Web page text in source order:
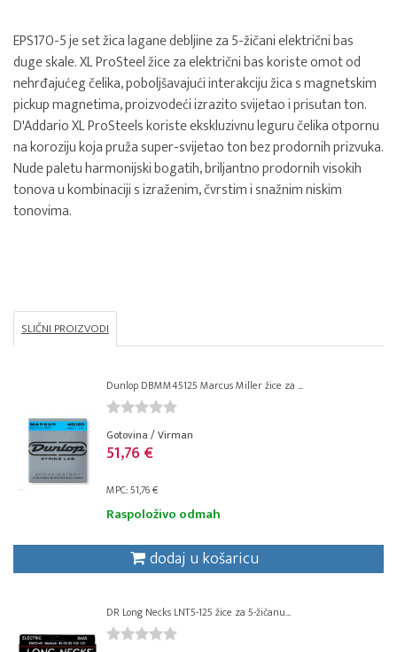
EPS170-5 je set žica lagane debljine za 5-žičani električni bas
duge skale. XL ProSteel žice za električni bas koriste omot od
nehrđajućeg čelika, poboljšavajući interakciju žica s magnetskim
pickup magnetima, proizvodeći izrazito svijetao i prisutan ton.
D'Addario XL ProSteels koriste ekskluzivnu leguru čelika otpornu
na koroziju koja pruža super-svijetao ton bez prodornih prizvuka.
Nude paletu harmonijski bogatih, briljantno prodornih visokih
tonova u kombinaciji s izraženim, čvrstim i snažnim niskim
tonovima.
SLIČNI PROIZVODI
Dunlop DBMM45125 Marcus Miller žice za ...
Gotovina / Virman
51,76 €
MPC: 51,76 €
Raspoloživo odmah
dodaj u košaricu
DR Long Necks LNT5-125 žice za 5-žičanu...